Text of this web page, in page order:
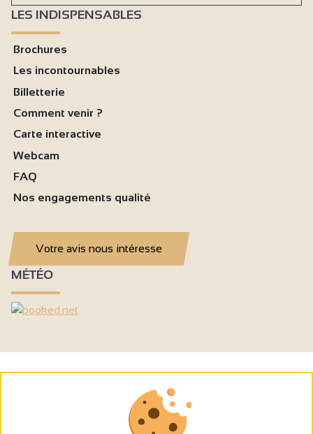
LES INDISPENSABLES
Brochures
Les incontournables
Billetterie
Comment venir ?
Carte interactive
Webcam
FAQ
Nos engagements qualité
Votre avis nous intéresse
MÉTÉO